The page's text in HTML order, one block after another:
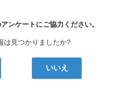
ンケートにご協力ください。
は見つかりましたか?
いいえ